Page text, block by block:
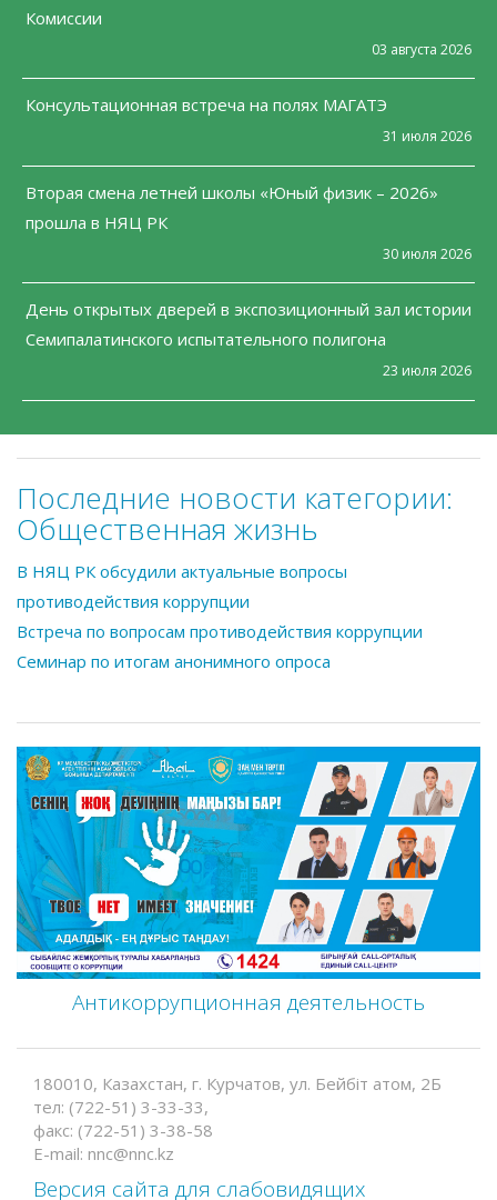
Комиссии
03 августа 2026
Консультационная встреча на полях МАГАТЭ
31 июля 2026
Вторая смена летней школы «Юный физик – 2026»
прошла в НЯЦ РК
30 июля 2026
День открытых дверей в экспозиционный зал истории
Семипалатинского испытательного полигона
23 июля 2026
Последние новости категории:
Общественная жизнь
В НЯЦ РК обсудили актуальные вопросы
противодействия коррупции
Встреча по вопросам противодействия коррупции
Семинар по итогам анонимного опроса
Антикоррупционная деятельность
180010, Казахстан, г. Курчатов, ул. Бейбіт атом, 2Б
тел: (722-51) 3-33-33,
факс: (722-51) 3-38-58
E-mail: nnc@nnc.kz
Версия сайта для слабовидящих